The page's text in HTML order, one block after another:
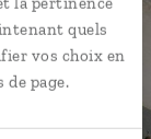
quels
vos choix en
de page.